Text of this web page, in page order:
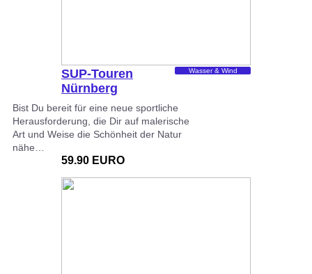
SUP-Touren
Nürnberg
Wasser & Wind
Bist Du bereit für eine neue sportliche
Herausforderung, die Dir auf malerische
Art und Weise die Schönheit der Natur
nähe…
59.90 EURO